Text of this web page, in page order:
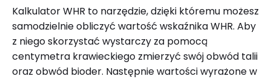
Kalkulator WHR to narzędzie, dzięki któremu możesz
samodzielnie obliczyć wartość wskaźnika WHR. Aby
z niego skorzystać wystarczy za pomocą
centymetra krawieckiego zmierzyć swój obwód talii
oraz obwód bioder. Następnie wartości wyrażone w